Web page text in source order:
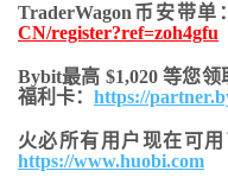
TraderWagon币安带单
CN/register?ref=zoh4gfu
Bybit最高 $1,020 等您领
福利卡： https://
火必所有用户现在可
https://www.huobi.com